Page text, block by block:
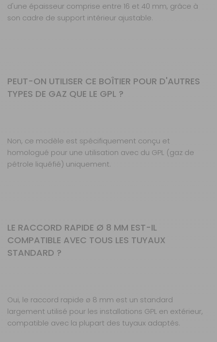
d'une épaisseur comprise entre 16 et 40 mm, grâce à
son cadre de support intérieur ajustable.
PEUT-ON UTILISER CE BOÎTIER POUR D'AUTRES
TYPES DE GAZ QUE LE GPL ?
Non, ce modèle est spécifiquement conçu et
homologué pour une utilisation avec du GPL (gaz de
pétrole liquéfié) uniquement.
LE RACCORD RAPIDE Ø 8 MM EST-IL
COMPATIBLE AVEC TOUS LES TUYAUX
STANDARD ?
Oui, le raccord rapide ø 8 mm est un standard
largement utilisé pour les installations GPL en extérieur,
compatible avec la plupart des tuyaux adaptés.